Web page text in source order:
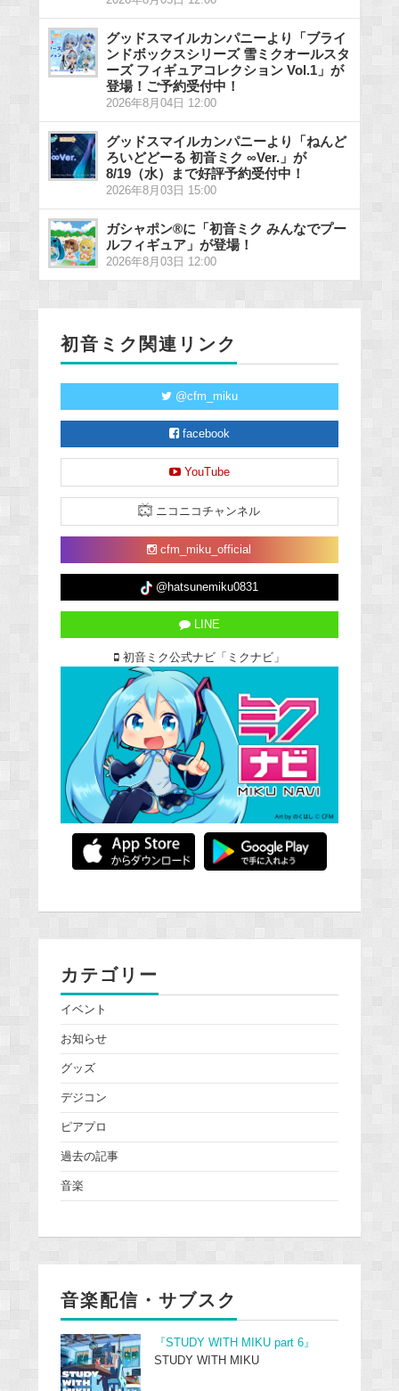
グッドスマイルカンパニーより「ブライ
ンドボックスシリーズ 雪ミクオールスタ
ーズ フィギュアコレクション Vol.1」が
登場！ご予約受付中！
2026年8月04日 12:00
グッドスマイルカンパニーより「ねんど
ろいどどーる 初音ミク ∞Ver.」が
8/19（水）まで好評予約受付中！
2026年8月03日 15:00
ガシャポン®に「初音ミク みんなでプー
ルフィギュア」が登場！
2026年8月03日 12:00
初音ミク関連リンク
@cfm_miku
facebook
YouTube
ニコニコチャンネル
cfm_miku_official
@hatsunemiku0831
LINE
初音ミク公式ナビ「ミクナビ」
カテゴリー
イベント
お知らせ
グッズ
デジコン
ピアプロ
過去の記事
音楽
音楽配信・サブスク
『STUDY WITH MIKU part 6』
STUDY WITH MIKU